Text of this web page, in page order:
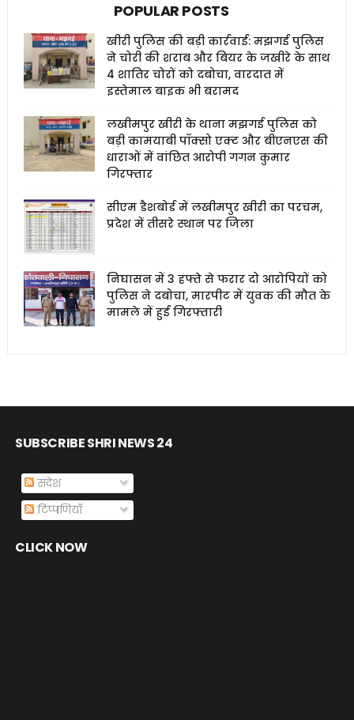
POPULAR POSTS
खीरी पुलिस की बड़ी कार्रवाई: मझगई पुलिस
ने चोरी की शराब और बियर के जखीरे के साथ
4 शातिर चोरों को दबोचा, वारदात में
इस्तेमाल बाइक भी बरामद
लखीमपुर खीरी के थाना मझगई पुलिस को
बड़ी कामयाबी पॉक्सो एक्ट और बीएनएस की
धाराओं में वांछित आरोपी गगन कुमार
गिरफ्तार
सीएम डैशबोर्ड में लखीमपुर खीरी का परचम,
प्रदेश में तीसरे स्थान पर जिला
निघासन में 3 हफ्ते से फरार दो आरोपियों को
पुलिस ने दबोचा, मारपीट में युवक की मौत के
मामले में हुई गिरफ्तारी
SUBSCRIBE SHRI NEWS 24
संदेश
टिप्पणियाँ
CLICK NOW